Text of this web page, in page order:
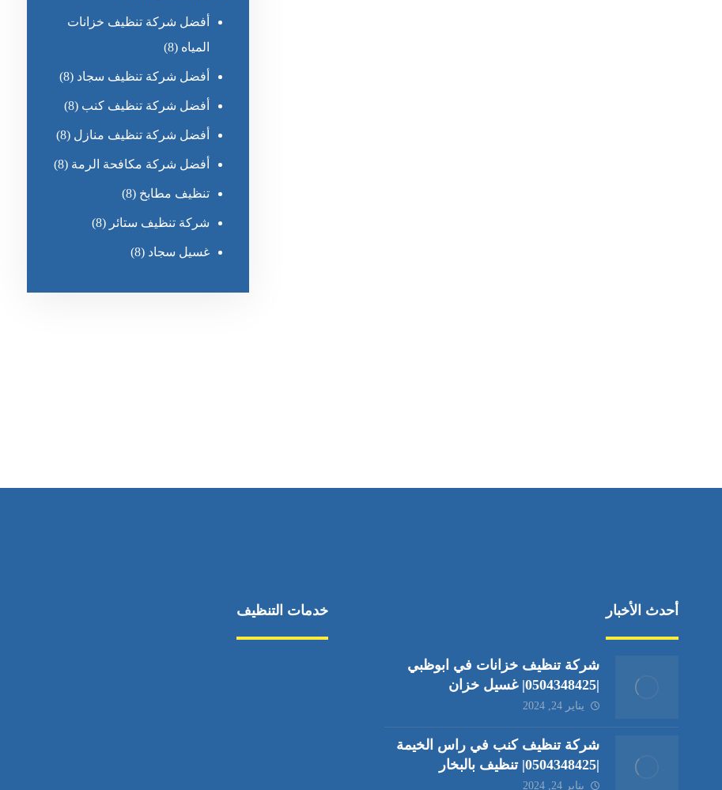
أفضل شركة تنظيف خزانات
المياه (8)
أفضل شركة تنظيف سجاد (8)
أفضل شركة تنظيف كنب (8)
أفضل شركة تنظيف منازل (8)
أفضل شركة مكافحة الرمة (8)
تنظيف مطابخ (8)
شركة تنظيف ستائر (8)
غسيل سجاد (8)
أحدث الأخبار
شركة تنظيف خزانات في ابوظبي
|0504348425| غسيل خزان
يناير 24, 2024
شركة تنظيف كنب في راس الخيمة
|0504348425| تنظيف بالبخار
يناير 24, 2024
خدمات التنظيف